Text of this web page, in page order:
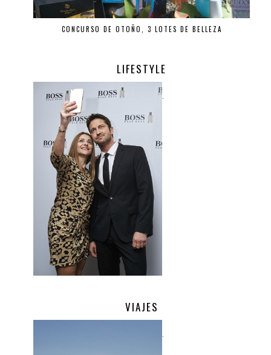
CONCURSO DE OTOÑO, 3 LOTES DE BELLEZA
LIFESTYLE
.
VIAJES
.